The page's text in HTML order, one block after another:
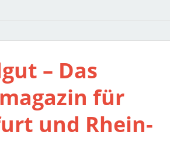
– Das
für
und Rhein-